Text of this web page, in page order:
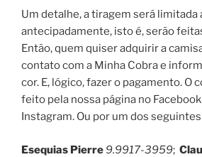
Um detalhe, a tiragem será
antecipadamente, isto é, serão
Então, quem quiser adquirir a
contato com a Minha Cobra e
cor. E, lógico, fazer o pagamento. O
feito pela nossa página no
Instagram. Ou por um dos seguintes
Esequias Pierre 9.9917-3959;